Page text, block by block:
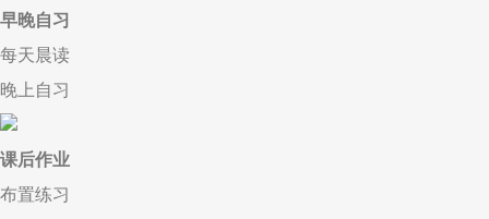
早晚自习
每天晨读
晚上自习
课后作业
布置练习